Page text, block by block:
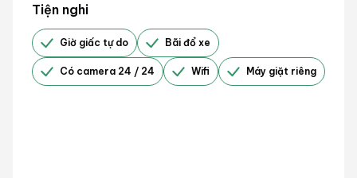
Tiện nghi
Giờ giấc tự do Bãi đổ xe
Có camera 24 / 24 Wifi Máy giặt riêng